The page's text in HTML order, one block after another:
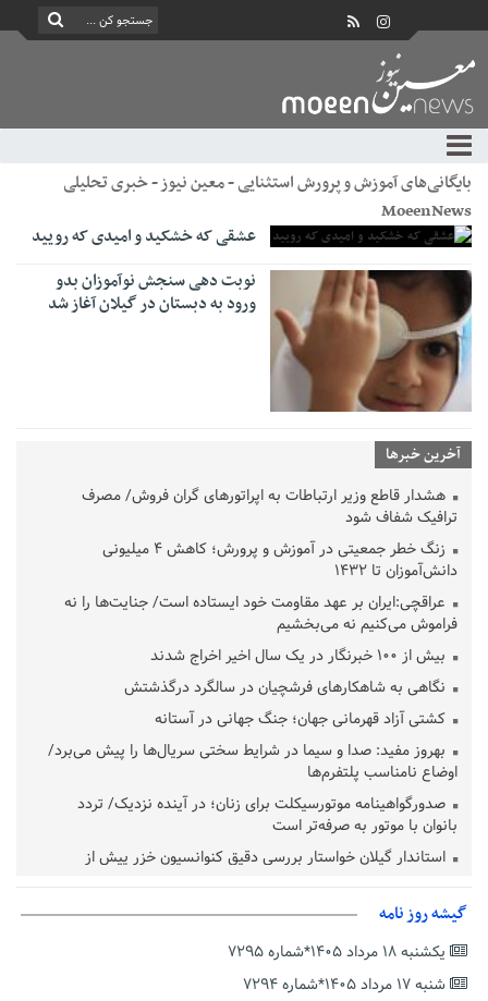
بایگانی‌های آموزش و پرورش استثنایی - معین نیوز - خبری تحلیلی
MoeenNews
عشقی که خشکید و امیدی که رویید
نوبت دهی سنجش نوآموزان بدو
ورود به دبستان در گیلان آغاز شد
آخرین خبرها
هشدار قاطع وزیر ارتباطات به اپراتورهای گران فروش/ مصرف
ترافیک شفاف شود
زنگ خطر جمعیتی در آموزش و پرورش؛ کاهش ۴ میلیونی
دانش‌آموزان تا ۱۴۳۲
عراقچی:ایران بر عهد مقاومت خود ایستاده است/ جنایت‌ها را نه
فراموش می‌کنیم نه می‌بخشیم
بیش از ۱۰۰ خبرنگار در یک سال اخیر اخراج شدند
نگاهی به شاهکارهای فرشچیان در سالگرد درگذشتش
کشتی آزاد قهرمانی جهان؛ جنگ جهانی در آستانه
بهروز مفید: صدا و سیما در شرایط سختی سریال‌ها را پیش می‌برد/
اوضاع نامناسب پلتفرم‌ها
صدورگواهینامه موتورسیکلت برای زنان؛ در آینده نزدیک/ تردد
بانوان با موتور به‌ صرفه‌تر است
استاندار گیلان خواستار بررسی دقیق کنوانسیون خزر پیش از
پزشکیان‌: بهترین زمان برای دستیابی به توافق شرایط کنونی است/از
عارف: جنگ اصلی امروز، جنگ روایت‌ها بر سر امید و هویت ملی
است
گیشه روز نامه
یکشنبه ۱۸ مرداد ۱۴۰۵*شماره ۷۲۹۵
شنبه ۱۷ مرداد ۱۴۰۵*شماره ۷۲۹۴